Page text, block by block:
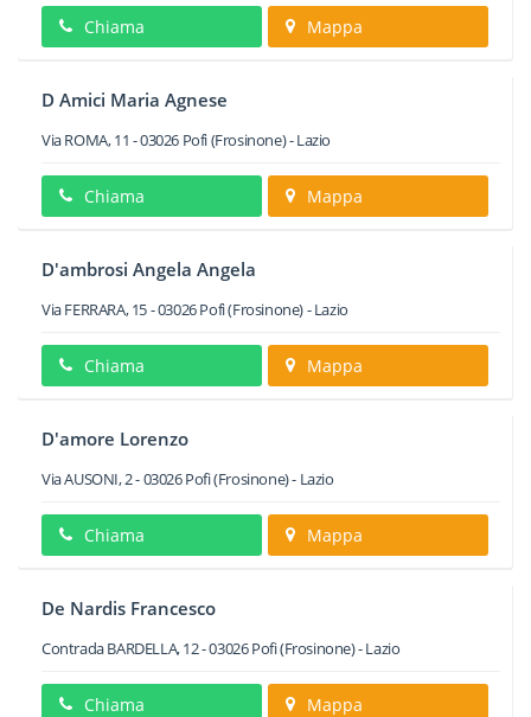
Chiama Mappa
D Amici Maria Agnese
Via ROMA, 11 -03026 Pofi(Frosinone) -Lazio
Chiama Mappa
D'ambrosi Angela Angela
Via FERRARA, 15-03026Pofi(Frosinone) -Lazio
Chiama Mappa
D'amore Lorenzo
Via AUSONI, 2-03026Pofi(Frosinone) - Lazio
Chiama Mappa
De Nardis Francesco
Contrada BARDELLA, 12-03026Pofi(Frosinone) -Lazio
Chiama Mappa